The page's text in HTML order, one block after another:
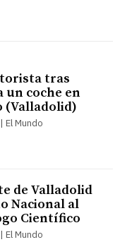
tras
un coche en
(Valladolid)
El Mundo
de Valladolid
Nacional al
Científico
El Mundo